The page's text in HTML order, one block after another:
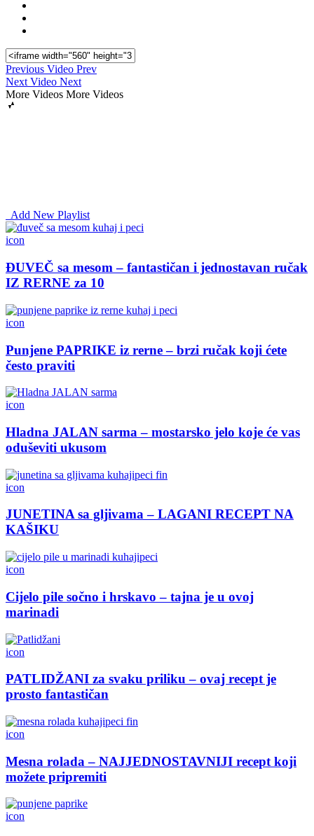
Previous Video Prev
Next Video Next
More Videos More Videos
Add New Playlist
icon
ĐUVEČ sa mesom – fantastičan i jednostavan ručak
IZ RERNE za 10
icon
Punjene PAPRIKE iz rerne – brzi ručak koji ćete
često praviti
icon
Hladna JALAN sarma – mostarsko jelo koje će vas
oduševiti ukusom
icon
JUNETINA sa gljivama – LAGANI RECEPT NA
KAŠIKU
icon
Cijelo pile sočno i hrskavo – tajna je u ovoj
marinadi
icon
PATLIDŽANI za svaku priliku – ovaj recept je
prosto fantastičan
icon
Mesna rolada – NAJJEDNOSTAVNIJI recept koji
možete pripremiti
icon